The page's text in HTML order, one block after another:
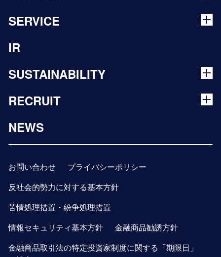
SERVICE
IR
SUSTAINABILITY
RECRUIT
NEWS
お問い合わせ
プライバシーポリシー
反社会的勢力に対する基本方針
苦情処理措置・紛争処理措置
情報セキュリティ基本方針
金融商品勧誘方針
金融商品取引法の特定投資家制度に関する「期限日」